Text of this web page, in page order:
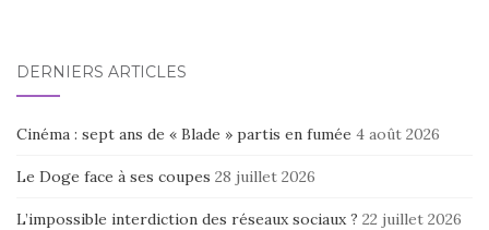
DERNIERS ARTICLES
Cinéma : sept ans de « Blade » partis en fumée 4 août 2026
Le Doge face à ses coupes 28 juillet 2026
L’impossible interdiction des réseaux sociaux ? 22 juillet 2026